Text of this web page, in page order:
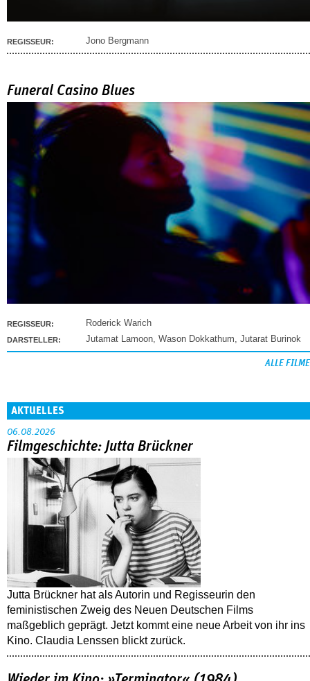
REGISSEUR: Jono Bergmann
Funeral Casino Blues
REGISSEUR: Roderick Warich
DARSTELLER: Jutamat Lamoon, Wason Dokkathum, Jutarat Burinok
ALLE FILME
AKTUELLES
06.08.2026
Filmgeschichte: Jutta Brückner
Jutta Brückner hat als Autorin und Regisseurin den
feministischen Zweig des Neuen Deutschen Films
maßgeblich geprägt. Jetzt kommt eine neue Arbeit von ihr ins
Kino. Claudia Lenssen blickt zurück.